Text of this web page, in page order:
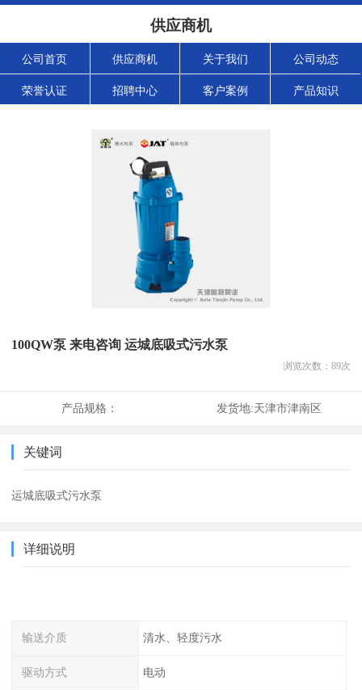
供应商机
公司首页 供应商机 关于我们 公司动态
荣誉认证 招聘中心 客户案例 产品知识
100QW泵 来电咨询 运城底吸式污水泵
浏览次数： 89次
产品规格： 发货地:天津市津南区
关键词
运城底吸式污水泵
详细说明
输送介质 清水、轻度污水
驱动方式 电动